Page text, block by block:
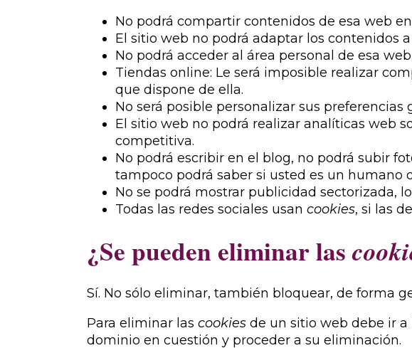
No podrá compartir contenidos de esa web
El sitio web no podrá adaptar los contenidos
No podrá acceder al área personal de esa
Tiendas online: Le será imposible realizar
que dispone de ella.
No será posible personalizar sus
El sitio web no podrá realizar analíticas web
competitiva.
No podrá escribir en el blog, no podrá subir
tampoco podrá saber si usted es un
No se podrá mostrar publicidad sectorizada,
Todas las redes sociales usan cookies, si las
¿Se pueden eliminar las
Sí. No sólo eliminar, también bloquear, de forma
Para eliminar las cookies de un sitio web debe ir a
dominio en cuestión y proceder a su eliminación.